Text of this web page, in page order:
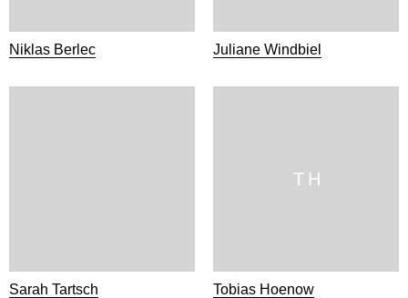
Niklas Berlec Juliane Windbiel
Sarah Tartsch
T H
Tobias Hoenow